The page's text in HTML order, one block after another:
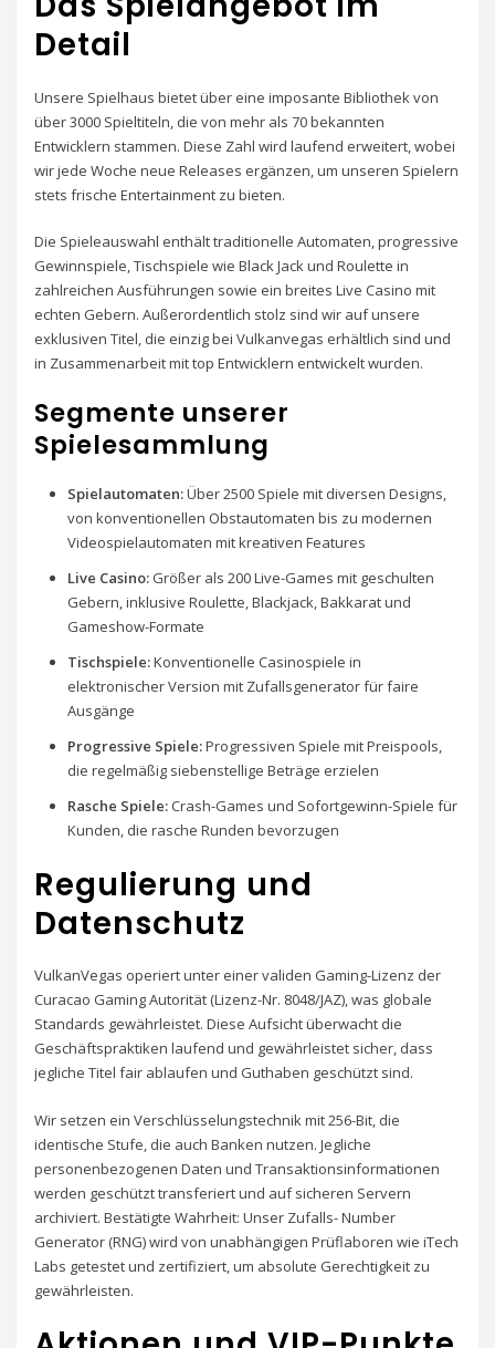
Detail
Unsere Spielhaus bietet über eine imposante Bibliothek von
über 3000 Spieltiteln, die von mehr als 70 bekannten
Entwicklern stammen. Diese Zahl wird laufend erweitert, wobei
wir jede Woche neue Releases ergänzen, um unseren Spielern
stets frische Entertainment zu bieten.
Die Spieleauswahl enthält traditionelle Automaten, progressive
Gewinnspiele, Tischspiele wie Black Jack und Roulette in
zahlreichen Ausführungen sowie ein breites Live Casino mit
echten Gebern. Außerordentlich stolz sind wir auf unsere
exklusiven Titel, die einzig bei Vulkanvegas erhältlich sind und
in Zusammenarbeit mit top Entwicklern entwickelt wurden.
Segmente unserer
Spielesammlung
Spielautomaten:Über 2500 Spiele mit diversen Designs,
von konventionellen Obstautomaten bis zu modernen
Videospielautomaten mit kreativen Features
Live Casino:Größer als 200 Live-Games mit geschulten
Gebern, inklusive Roulette, Blackjack, Bakkarat und
Gameshow-Formate
Tischspiele:Konventionelle Casinospiele in
elektronischer Version mit Zufallsgenerator für faire
Ausgänge
Progressive Spiele:Progressiven Spiele mit Preispools,
die regelmäßig siebenstellige Beträge erzielen
Rasche Spiele:Crash-Games und Sofortgewinn-Spiele für
Kunden, die rasche Runden bevorzugen
Regulierung und
Datenschutz
VulkanVegas operiert unter einer validen Gaming-Lizenz der
Curacao Gaming Autorität (Lizenz-Nr. 8048/JAZ), was globale
Standards gewährleistet. Diese Aufsicht überwacht die
Geschäftspraktiken laufend und gewährleistet sicher, dass
jegliche Titel fair ablaufen und Guthaben geschützt sind.
Wir setzen ein Verschlüsselungstechnik mit 256-Bit, die
identische Stufe, die auch Banken nutzen. Jegliche
personenbezogenen Daten und Transaktionsinformationen
werden geschützt transferiert und auf sicheren Servern
archiviert. Bestätigte Wahrheit: Unser Zufalls- Number
Generator (RNG) wird von unabhängigen Prüflaboren wie iTech
Labs getestet und zertifiziert, um absolute Gerechtigkeit zu
gewährleisten.